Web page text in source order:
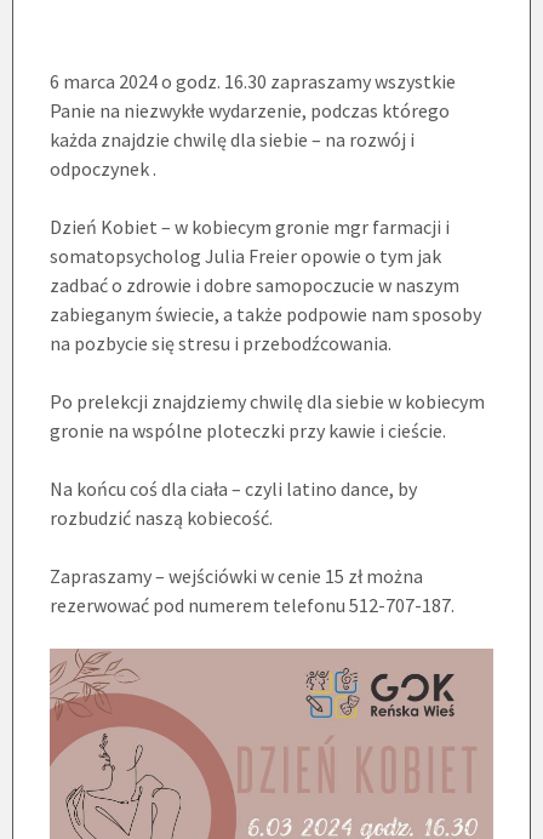
6 marca 2024 o godz. 16.30 zapraszamy wszystkie
Panie na niezwykłe wydarzenie, podczas którego
każda znajdzie chwilę dla siebie – na rozwój i
odpoczynek .
Dzień Kobiet – w kobiecym gronie mgr farmacji i
somatopsycholog Julia Freier opowie o tym jak
zadbać o zdrowie i dobre samopoczucie w naszym
zabieganym świecie, a także podpowie nam sposoby
na pozbycie się stresu i przebodźcowania.
Po prelekcji znajdziemy chwilę dla siebie w kobiecym
gronie na wspólne ploteczki przy kawie i cieście.
Na końcu coś dla ciała – czyli latino dance, by
rozbudzić naszą kobiecość.
Zapraszamy – wejściówki w cenie 15 zł można
rezerwować pod numerem telefonu 512-707-187.